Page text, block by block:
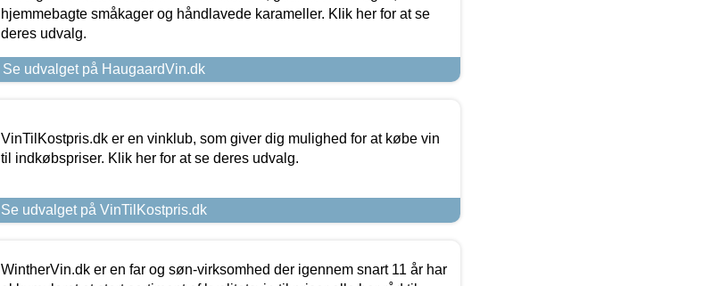
hjemmebagte småkager og håndlavede karameller. Klik her for at se
deres udvalg.
Se udvalget på HaugaardVin.dk
VinTilKostpris.dk er en vinklub, som giver dig mulighed for at købe vin
til indkøbspriser. Klik her for at se deres udvalg.
Se udvalget på VinTilKostpris.dk
WintherVin.dk er en far og søn-virksomhed der igennem snart 11 år har